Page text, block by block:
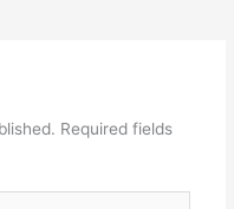
Required fields